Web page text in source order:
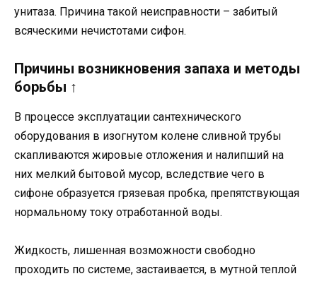
унитаза. Причина такой неисправности – забитый
всяческими нечистотами сифон.
Причины возникновения запаха и методы
борьбы ↑
В процессе эксплуатации сантехнического
оборудования в изогнутом колене сливной трубы
скапливаются жировые отложения и налипший на
них мелкий бытовой мусор, вследствие чего в
сифоне образуется грязевая пробка, препятствующая
нормальному току отработанной воды.
Жидкость, лишенная возможности свободно
проходить по системе, застаивается, в мутной теплой